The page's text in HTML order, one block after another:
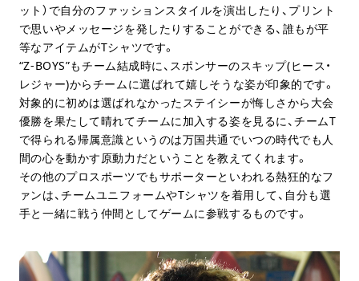
ット）で自分のファッションスタイルを演出したり、プリント
で思いやメッセージを発したりすることができる、誰もが平
等なアイテムがTシャツです。
“Z-BOYS”もチーム結成時に、スポンサーのスキップ(ヒース・
レジャー)からチームに選ばれて嬉しそうな姿が印象的です。
対象的に初めは選ばれなかったステイシーが悔しさから大会
優勝を果たして晴れてチームに加入する姿を見るに、チームT
で得られる帰属意識というのは万国共通でいつの時代でも人
間の心を動かす原動力だということを教えてくれます。
その他のプロスポーツでもサポーターといわれる熱狂的なフ
ァンは、チームユニフォームやTシャツを着用して、自分も選
手と一緒に戦う仲間としてゲームに参戦するものです。